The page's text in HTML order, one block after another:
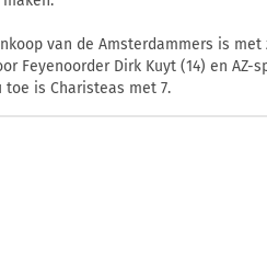
van de Amsterdammers is
Feyenoorder Dirk Kuyt (14) en AZ-
is Charisteas met 7.